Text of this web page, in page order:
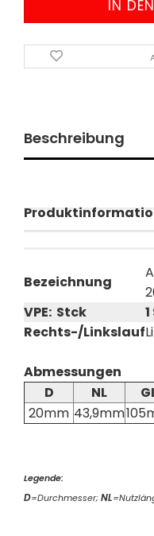
Beschreibung
Bezeichnung
VPE: Stck
Rechts-/Linkslauf
Abmessungen
D
NL
20mm 43,9mm
Legende:
D=Durchmesser;NL